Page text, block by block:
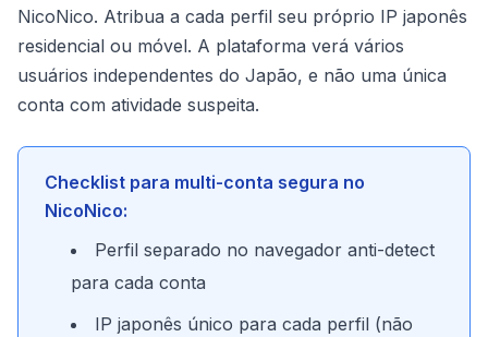
NicoNico. Atribua a cada perfil seu próprio IP japonês
residencial ou móvel. A plataforma verá vários
usuários independentes do Japão, e não uma única
conta com atividade suspeita.
Checklist para multi-conta segura no
NicoNico:
Perfil separado no navegador anti-detect
para cada conta
IP japonês único para cada perfil (não